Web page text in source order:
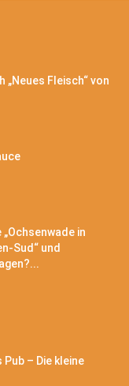
Fleisch“ von
in
Sud“ und
Pub – Die kleine